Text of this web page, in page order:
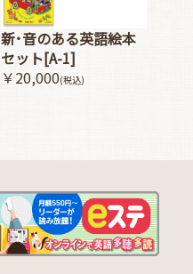
新･音のある英語絵本
セット[A-1]
￥20,000(税込)